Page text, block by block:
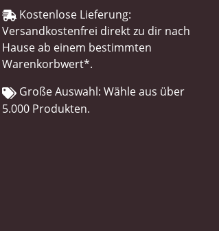
Kostenlose Lieferung:
Versandkostenfrei direkt zu dir nach
Hause ab einem bestimmten
Warenkorbwert*.
Große Auswahl: Wähle aus über
5.000 Produkten.